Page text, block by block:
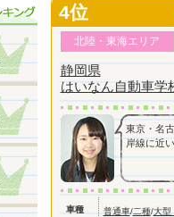
4位
北陸・東海エリア
静岡県
はいなん自動車学
東京・名
岸線に近
車種 普通車/二種/大型